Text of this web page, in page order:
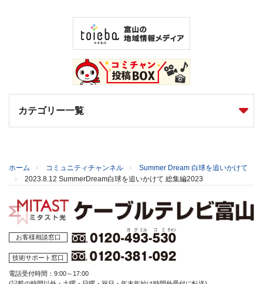
カテゴリー一覧
ホーム コミュニティチャンネル
Summer Dream 白球を追いかけて
2023.8.12 SummerDream白球を追いかけて 総集編2023
お客様相談窓口
技術サポート窓口
電話受付時間：9:00～17:00